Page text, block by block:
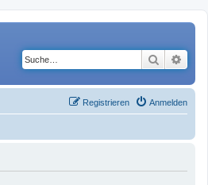
Suche
Anmelden
Registrieren